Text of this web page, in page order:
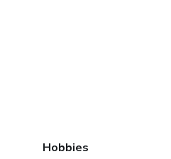
Hobbies